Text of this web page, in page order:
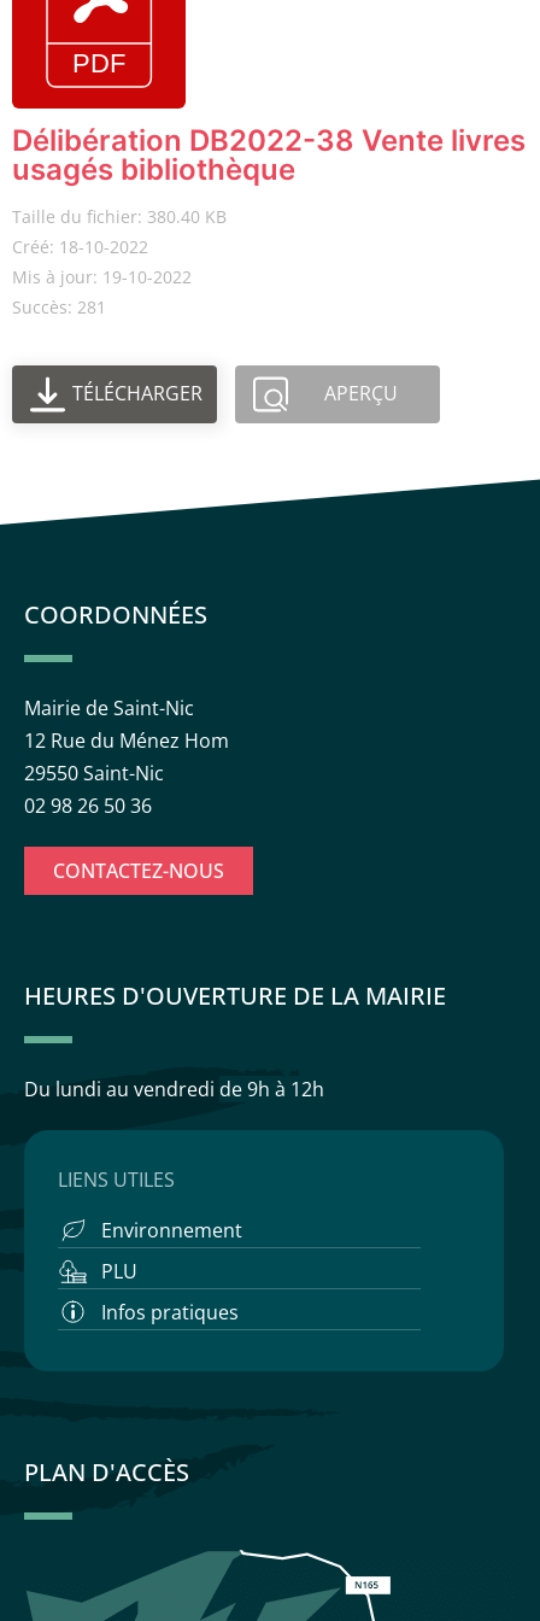
Délibération DB2022-38 Vente livres
usagés bibliothèque
Taille du fichier: 380.40 KB
Créé: 18-10-2022
Mis à jour: 19-10-2022
Succès: 281
TÉLÉCHARGER APERÇU
COORDONNÉES
Mairie de Saint-Nic
12 Rue du Ménez Hom
29550 Saint-Nic
02 98 26 50 36
CONTACTEZ-NOUS
HEURES D'OUVERTURE DE LA MAIRIE
Du lundi au vendredi de 9h à 12h
LIENS UTILES
Environnement
PLU
Infos pratiques
PLAN D'ACCÈS